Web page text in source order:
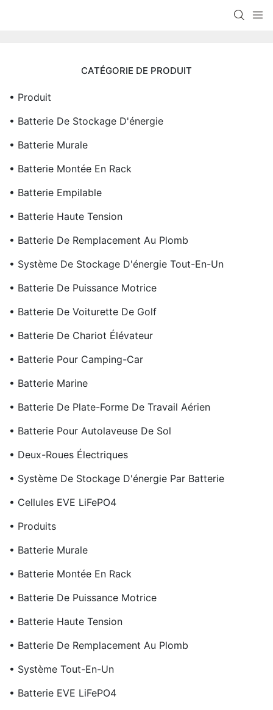
CATÉGORIE DE PRODUIT
• Produit
• Batterie De Stockage D'énergie
• Batterie Murale
• Batterie Montée En Rack
• Batterie Empilable
• Batterie Haute Tension
• Batterie De Remplacement Au Plomb
• Système De Stockage D'énergie Tout-En-Un
• Batterie De Puissance Motrice
• Batterie De Voiturette De Golf
• Batterie De Chariot Élévateur
• Batterie Pour Camping-Car
• Batterie Marine
• Batterie De Plate-Forme De Travail Aérien
• Batterie Pour Autolaveuse De Sol
• Deux-Roues Électriques
• Système De Stockage D'énergie Par Batterie
• Cellules EVE LiFePO4
• Produits
• Batterie Murale
• Batterie Montée En Rack
• Batterie De Puissance Motrice
• Batterie Haute Tension
• Batterie De Remplacement Au Plomb
• Système Tout-En-Un
• Batterie EVE LiFePO4